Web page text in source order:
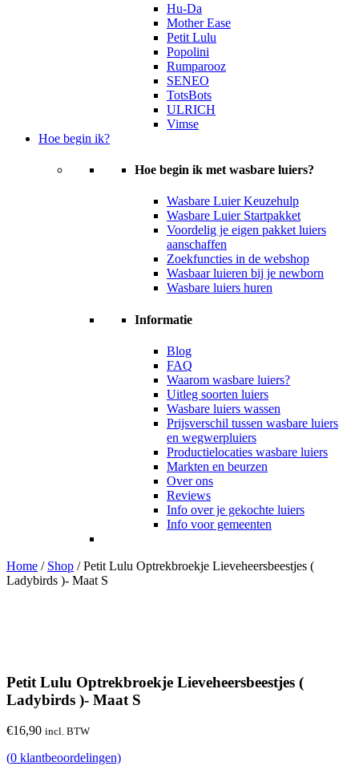
Hu-Da
Mother Ease
Petit Lulu
Popolini
Rumparooz
SENEO
TotsBots
ULRICH
Vimse
Hoe begin ik?
Hoe begin ik met wasbare luiers?
Wasbare Luier Keuzehulp
Wasbare Luier Startpakket
Voordelig je eigen pakket luiers
aanschaffen
Zoekfuncties in de webshop
Wasbaar luieren bij je newborn
Wasbare luiers huren
Informatie
Blog
FAQ
Waarom wasbare luiers?
Uitleg soorten luiers
Wasbare luiers wassen
Prijsverschil tussen wasbare luiers
en wegwerpluiers
Productielocaties wasbare luiers
Markten en beurzen
Over ons
Reviews
Info over je gekochte luiers
Info voor gemeenten
Home / Shop /Petit Lulu Optrekbroekje Lieveheersbeestjes (
Ladybirds )- Maat S
Petit Lulu Optrekbroekje Lieveheersbeestjes (
Ladybirds )- Maat S
€16,90 incl. BTW
(0 klantbeoordelingen)